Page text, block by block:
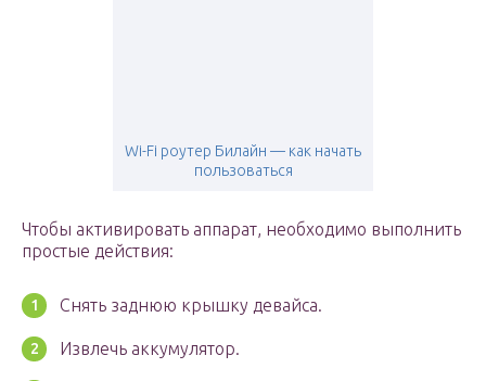
Wi-Fi роутер Билайн — как начать
пользоваться
Чтобы активировать аппарат, необходимо выполнить
простые действия:
Снять заднюю крышку девайса.
Извлечь аккумулятор.